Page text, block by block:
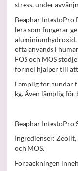
stress, under
Beaphar IntestoPro
lera som fungerar
aluminiumhydroxid,
ofta används i
FOS och MOS
formel hjälper till
Lämplig för hundar
kg. Även lämplig för
Beaphar IntestoPro
Ingredienser:
och MOS.
Förpackningen